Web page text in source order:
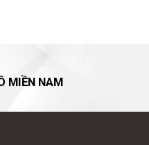
MIỀN NAM